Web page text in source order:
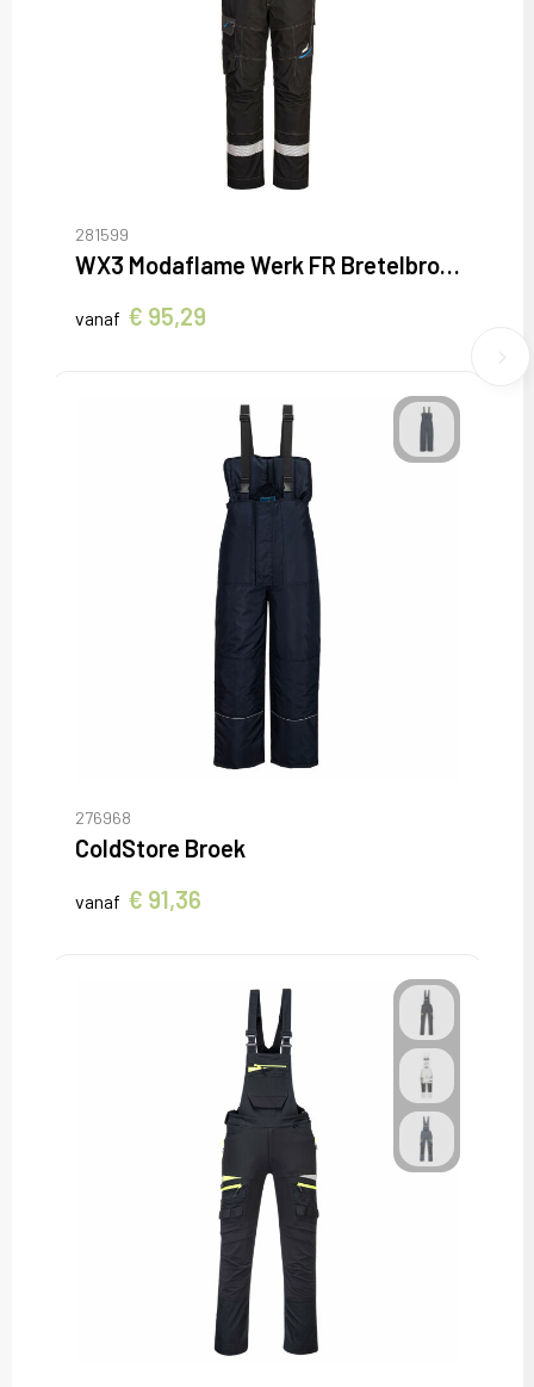
281599
WX3 Modaflame Werk FR Bretelbroek
vanaf € 95,29
276968
ColdStore Broek
vanaf € 91,36